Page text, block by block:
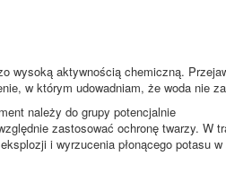
wysoką aktywnością chemiczną.
w którym udowadniam, że woda nie
należy do grupy potencjalnie
zastosować ochronę twarzy. W
i wyrzucenia płonącego potasu w